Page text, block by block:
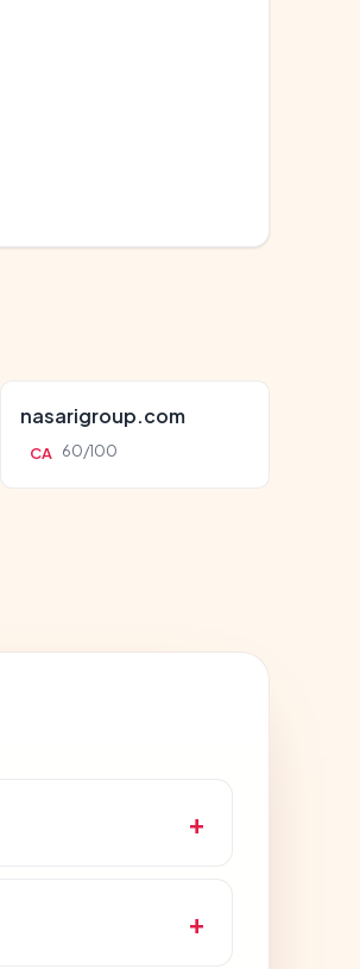
nasarigroup.com
CA 60/100